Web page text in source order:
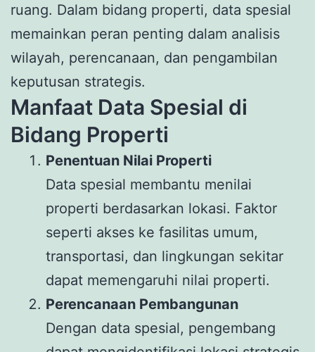
ruang. Dalam bidang properti, data spesial
memainkan peran penting dalam analisis
wilayah, perencanaan, dan pengambilan
keputusan strategis.
Manfaat Data Spesial di
Bidang Properti
Penentuan Nilai Properti
Data spesial membantu menilai
properti berdasarkan lokasi. Faktor
seperti akses ke fasilitas umum,
transportasi, dan lingkungan sekitar
dapat memengaruhi nilai properti.
Perencanaan Pembangunan
Dengan data spesial, pengembang